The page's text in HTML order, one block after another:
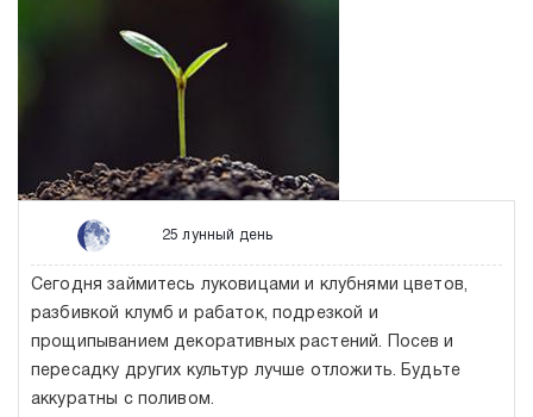
25 лунный день
Сегодня займитесь луковицами и клубнями цветов,
разбивкой клумб и рабаток, подрезкой и
прощипыванием декоративных растений. Посев и
пересадку других культур лучше отложить. Будьте
аккуратны с поливом.